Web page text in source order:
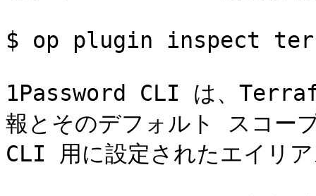
$ op plugin inspect
1Password CLI は、
報とそのデフォルト スコ
CLI 用に設定されたエイリ